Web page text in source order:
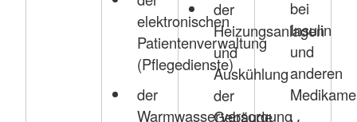
elektronischen
Patientenverwaltung
(Pflegedienste)
der
Warmwasserversorgung
der
Heizungsanlagen
und
Auskühlung
der
Gebäude
bei
Insulin
und
anderen